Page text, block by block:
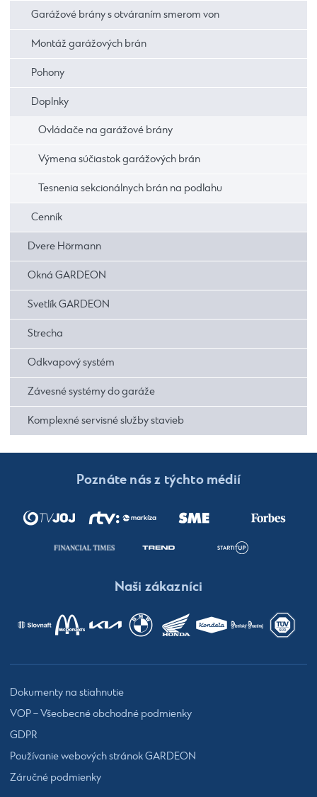
Garážové brány s otváraním smerom von
Montáž garážových brán
Pohony
Doplnky
Ovládače na garážové brány
Výmena súčiastok garážových brán
Tesnenia sekcionálnych brán na podlahu
Cenník
Dvere Hörmann
Okná GARDEON
Svetlík GARDEON
Strecha
Odkvapový systém
Závesné systémy do garáže
Komplexné servisné služby stavieb
Poznáte nás z týchto médií
Naši zákazníci
Dokumenty na stiahnutie
VOP – Všeobecné obchodné podmienky
GDPR
Používanie webových stránok GARDEON
Záručné podmienky